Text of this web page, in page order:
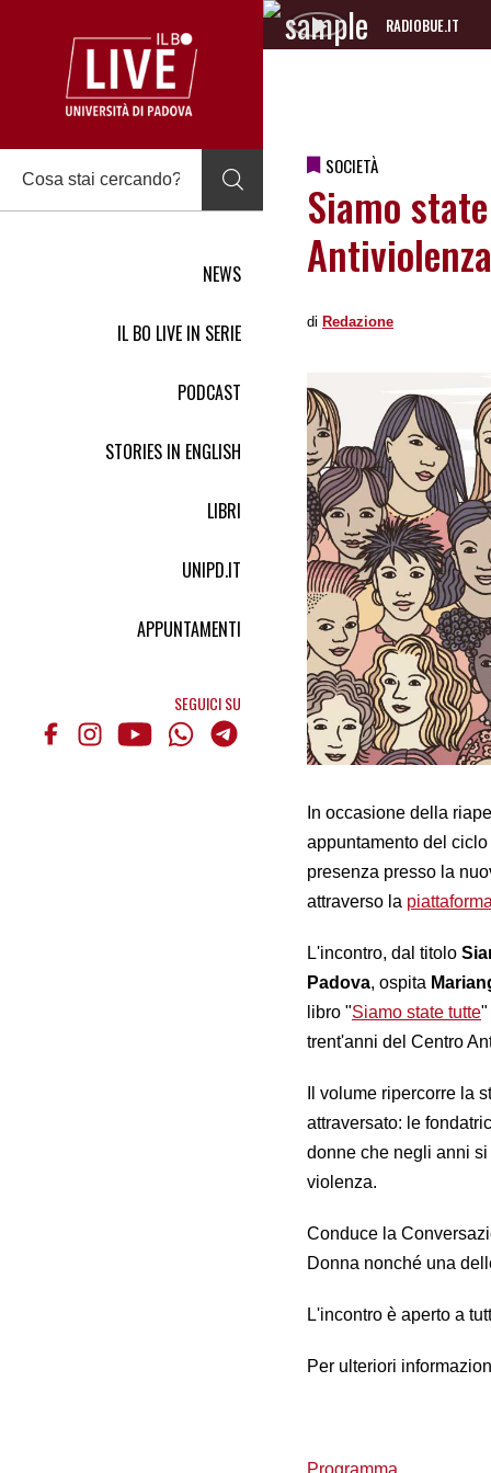
NEWS
IL BO LIVE IN SERIE
PODCAST
STORIES IN ENGLISH
LIBRI
UNIPD.IT
APPUNTAMENTI
SEGUICI SU
RADIOBUE.IT
Audio
SOCIETÀ
Siamo
di Redazione
In occasione della
appuntamento del ciclo
presenza presso la
attraverso la
L'incontro, dal titolo
Padova, ospita
libro "Siamo state tutte"
trent'anni del Centro
Il volume ripercorre la
attraversato: le
donne che negli anni
violenza.
Conduce la
Donna nonché una
L'incontro è aperto a
Per ulteriori